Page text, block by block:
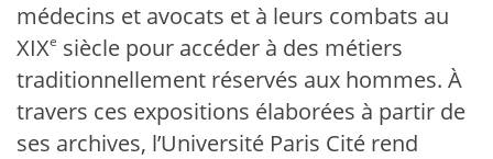
médecins et avocats et à leurs combats au
XIXe siècle pour accéder à des métiers
traditionnellement réservés aux hommes. À
travers ces expositions élaborées à partir de
ses archives, l’Université Paris Cité rend